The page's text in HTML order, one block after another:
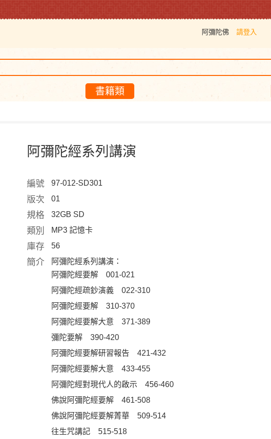
阿彌陀佛 請登入
書籍類
阿彌陀經系列講演
編號 97-012-SD301
版次 01
規格 32GB SD
類別 MP3 記憶卡
庫存 56
簡介
阿彌陀經系列講演：
阿彌陀經要解 001-021
阿彌陀經疏鈔演義 022-310
阿彌陀經要解 310-370
阿彌陀經要解大意 371-389
彌陀要解 390-420
阿彌陀經要解研習報告 421-432
阿彌陀經要解大意 433-455
阿彌陀經對現代人的啟示 456-460
佛說阿彌陀經要解 461-508
佛說阿彌陀經要解菁華 509-514
往生咒講記 515-518